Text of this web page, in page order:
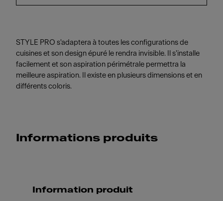
STYLE PRO s'adaptera à toutes les configurations de
cuisines et son design épuré le rendra invisible. Il s'installe
facilement et son aspiration périmétrale permettra la
meilleure aspiration. Il existe en plusieurs dimensions et en
différents coloris.
Informations produits
Information produit